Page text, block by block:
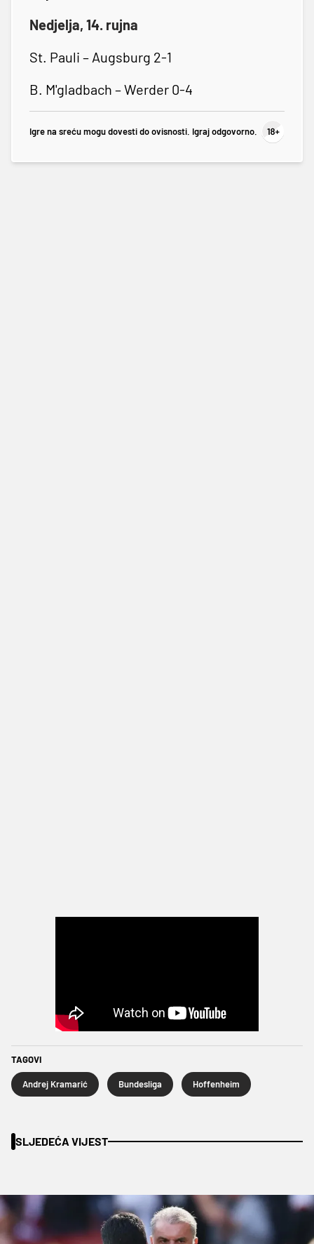
Nedjelja, 14. rujna
St. Pauli – Augsburg 2-1
B. M'gladbach – Werder 0-4
Igre na sreću mogu dovesti do ovisnosti. Igraj odgovorno.
TAGOVI
Andrej Kramarić Bundesliga Hoffenheim
SLJEDEĆA VIJEST